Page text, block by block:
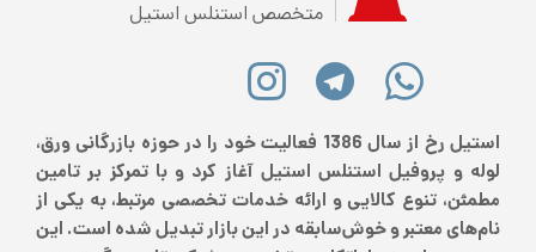
متخصص استنلس استیل
استیل رخ از سال 1386 فعالیت خود را در حوزه بازرگانی ورق،
لوله و پروفیل استنلس استیل آغاز کرد و با تمرکز بر تامین
مطمئن، تنوع کالایی و ارائه خدمات تخصصی مرتبط، به یکی از
نام‌های معتبر و خوش‌سابقه در این بازار تبدیل شده است. این